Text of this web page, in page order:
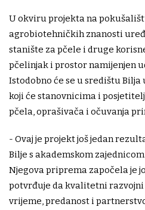
U okviru projekta na
agrobiotehničkih znanosti
stanište za pčele i druge
pčelinjak i prostor namijenjen
Istodobno će se u središtu
koji će stanovnicima i
pčela, oprašivača i očuvanja
- Ovaj je projekt još jedan
Bilje s akademskom
Njegova priprema započela je
potvrđuje da kvalitetni
vrijeme, predanost i